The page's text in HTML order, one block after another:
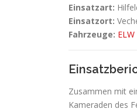
Einsatzart:
Einsatzort:
Fahrzeuge: ELW
Zusammen mit
Kameraden des